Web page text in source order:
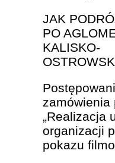
JAK
PO
KALISKO-
zamówienia
„Realizacja
organizacji
pokazu